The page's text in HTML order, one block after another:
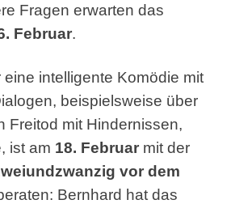
Fragen erwarten das
Februar.
intelligente Komödie mit
beispielsweise über
Freitod mit Hindernissen,
ist am 18. Februar mit der
vor dem
Bernhard hat das